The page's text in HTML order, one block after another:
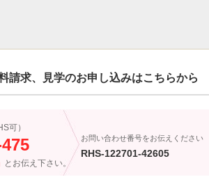
請求、見学のお申し込みはこちらから
可）
とお伝え下さい。
お問い合わせ番号をお伝えください
RHS-122701-42605